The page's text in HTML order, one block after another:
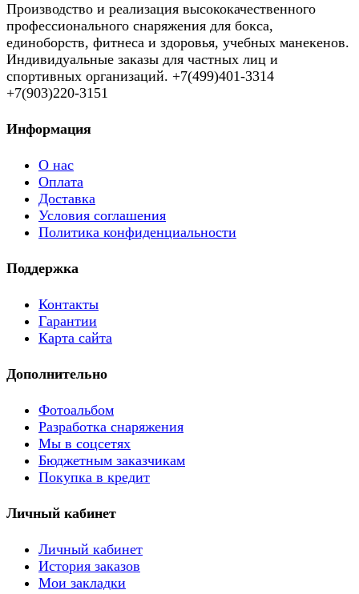
Производство и реализация высококачественного
профессионального снаряжения для бокса,
единоборств, фитнеса и здоровья, учебных манекенов.
Индивидуальные заказы для частных лиц и
спортивных организаций. +7(499)401-3314
+7(903)220-3151
Информация
О нас
Оплата
Доставка
Условия соглашения
Политика конфиденциальности
Поддержка
Контакты
Гарантии
Карта сайта
Дополнительно
Фотоальбом
Разработка снаряжения
Мы в соцсетях
Бюджетным заказчикам
Покупка в кредит
Личный кабинет
Личный кабинет
История заказов
Мои закладки